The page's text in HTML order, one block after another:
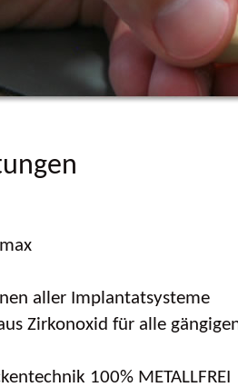
aller Implantatsysteme
Zirkonoxid für alle
100% METALLFREI